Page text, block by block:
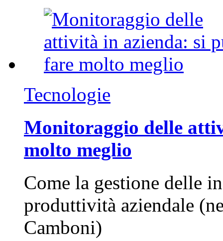
Tecnologie
Monitoraggio delle
molto meglio
Come la gestione delle
produttività aziendale
Camboni)